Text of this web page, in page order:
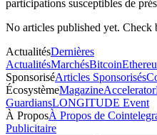
participations susceptibles de
No articles published yet. Check
ActualitésDernières
ActualitésMarchésBitcoin
SponsoriséArticles Sponsorisés
ÉcosystèmeMagazineAccelerator
GuardiansLONGITUDE Event
À ProposÀ Propos de
Publicitaire